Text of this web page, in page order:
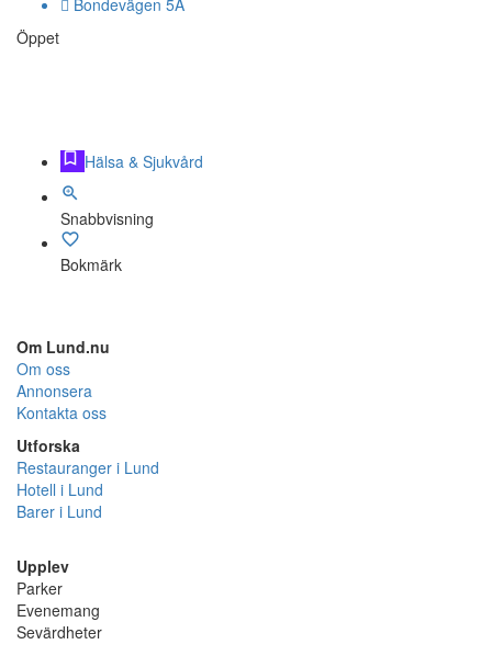
Bondevägen 5A
Öppet
Hälsa & Sjukvård
Snabbvisning
Bokmärk
Om Lund.nu
Om oss
Annonsera
Kontakta oss
Utforska
Restauranger i Lund
Hotell i Lund
Barer i Lund
Upplev
Parker
Evenemang
Sevärdheter